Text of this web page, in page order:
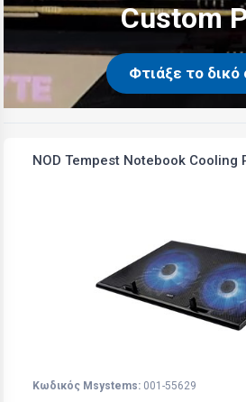
Custom
Φτιάξε το δικό
NOD Tempest Notebook Cooling
Κωδικός Msystems: 001-55629